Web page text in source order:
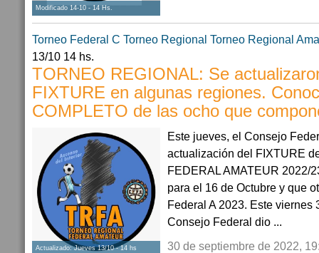
Modificado 14-10 - 14 Hs.
Torneo Federal C Torneo Regional Torneo Regional
13/10 14 hs.
TORNEO REGIONAL: Se
FIXTURE en algunas regiones.
COMPLETO de las ocho que
Actualizado: Jueves 13/10 - 14 hs
Este jueves, el Consejo
actualización del FIXTURE
FEDERAL AMATEUR 2022/
para el 16 de Octubre y que
Federal A 2023. Este viernes
Consejo Federal dio ...
30 de septiembre de 2022,